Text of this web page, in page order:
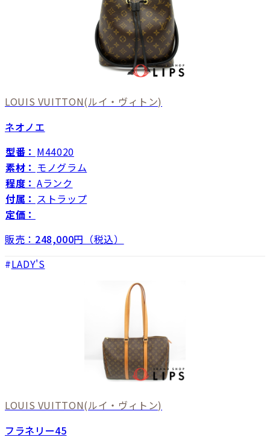
LOUIS VUITTON(ルイ・ヴィトン)
ネオノエ
型番： M44020
素材： モノグラム
程度： Aランク
付属： ストラップ
定価：
販売： 248,000円（税込）
LADY'S
LOUIS VUITTON(ルイ・ヴィトン)
フラネリー45